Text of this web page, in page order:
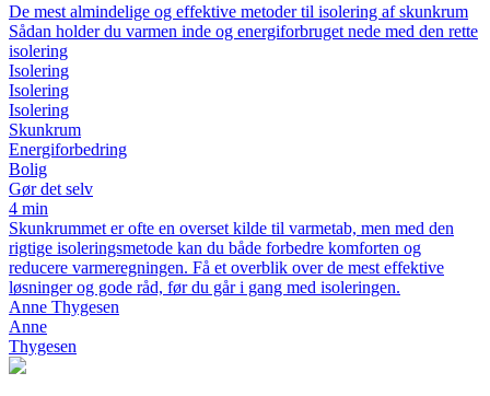
De mest almindelige og effektive metoder til isolering af skunkrum
Sådan holder du varmen inde og energiforbruget nede med den rette
isolering
Isolering
Isolering
Isolering
Skunkrum
Energiforbedring
Bolig
Gør det selv
4 min
Skunkrummet er ofte en overset kilde til varmetab, men med den
rigtige isoleringsmetode kan du både forbedre komforten og
reducere varmeregningen. Få et overblik over de mest effektive
løsninger og gode råd, før du går i gang med isoleringen.
Anne Thygesen
Anne
Thygesen